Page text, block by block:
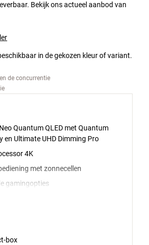
Bekijk ons actueel aanbod van
in de gekozen kleur of variant.
de concurrentie
Quantum QLED met Quantum
en Ultimate UHD Dimming Pro
4K
met zonnecellen
gamingopties
box